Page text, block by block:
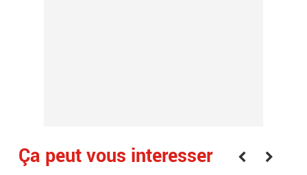
Ça peut vous interesser